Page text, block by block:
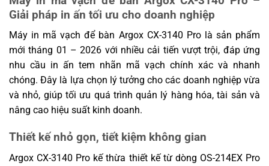
Lõi trong (ID): 1” (25.4 mm), tùy chọn lõi
0.5” (12.7 mm), chiều rộng lõi: 2.6” (67
mm)
Loại mực: Wax, Wax/Resin, Resin (ribbon
quấn mặt mực ra ngoài hoặc vào trong:
tự động phát hiện)
Khả năng
chống rơi
Không có
Kích thước máy
Rộng 226 mm x Cao 188 mm x Sâu 276
máy in
Giải pháp in ấn tối ưu cho doanh nghiệp
Máy in mã vạch để bàn Argox CX-3140 Pro là sản phẩm
mới tháng 01 – 2026 với nhiều cải tiến vượt trội, đáp ứng
nhu cầu in ấn tem nhãn mã vạch chính xác và nhanh
chóng. Đây là lựa chọn lý tưởng cho các doanh nghiệp vừa
và nhỏ, giúp tối ưu quá trình quản lý hàng hóa, tài sản và
nâng cao hiệu suất kinh doanh.
Thiết kế nhỏ gọn, tiết kiệm không gian
Argox CX-3140 Pro kế thừa thiết kế từ dòng OS-214EX Pro